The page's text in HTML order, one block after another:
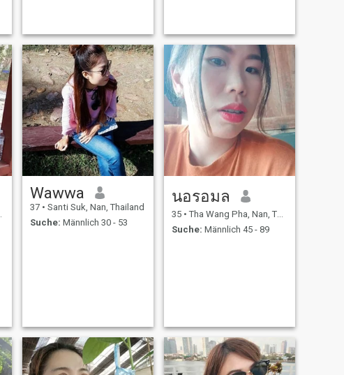
Wawwa
37 • Santi Suk, Nan, Thailand
Suche: Männlich 30 - 53
นอรอมล
35 • Tha Wang Pha, Nan, Thailand
Suche: Männlich 45 - 89